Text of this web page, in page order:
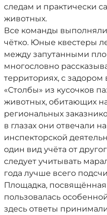
следам и практически
животных.
Все команды
чётко. Юные квестеры
между запутанными
многословно
территориях, с задором
«Столбы» из кусочков
животных, обитающих
региональных
в глазах они отвечали
инспекторской
один вид учёта от
следует учитывать
года лучше всего
Площадка,
пользовалась
здесь ответы